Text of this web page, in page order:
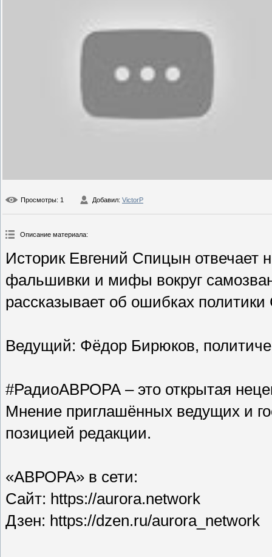
Просмотры: 1 Добавил: VictorP
Описание материала:
Историк Евгений Спицын отвечает
фальшивки и мифы вокруг
рассказывает об ошибках
Ведущий: Фёдор Бирюков,
#РадиоАВРОРА – это открытая
Мнение приглашённых ведущих и
позицией редакции.
«АВРОРА» в сети:
Сайт: https://aurora.network
Дзен: https://dzen.ru/aurora_network